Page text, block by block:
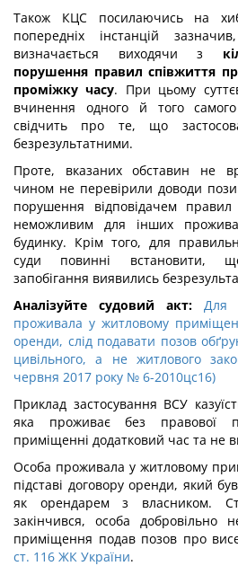
Також КЦС посилаючись на
попередніх інстанцій
визначається виходячи з
порушення правил співжиття
проміжку часу. При цьому
вчинення одного й того
свідчить про те, що
безрезультатними.
Проте, вказаних обставин не
чином не перевірили доводи
порушення відповідачем
неможливим для інших
будинку. Крім того, для
суди повинні встановити,
запобігання виявились
Аналізуйте судовий акт:
Для
проживала у житловому
оренди, слід подавати позов
цивільного, а не житлового
червня 2017 року № 6-2010цс16)
Приклад застосування ВСУ
яка проживає без правової
приміщенні додатковий час та не
Особа проживала у житловому
підставі договору оренди, який
як орендарем з власником.
закінчився, особа добровільно
приміщення подав позов про
ст. 116 ЖК України.